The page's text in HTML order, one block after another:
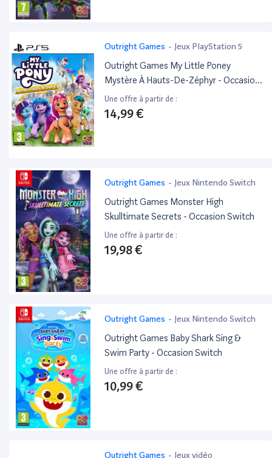
Outright Games - Jeux PlayStation 5
Outright Games My Little Poney
Mystère À Hauts-De-Zéphyr - Occasion
PS5
Une offre à partir de :
14,99 €
Outright Games - Jeux Nintendo Switch
Outright Games Monster High
Skulltimate Secrets - Occasion Switch
Une offre à partir de :
19,98 €
Outright Games - Jeux Nintendo Switch
Outright Games Baby Shark Sing &
Swim Party - Occasion Switch
Une offre à partir de :
10,99 €
Outright Games - Jeux vidéo